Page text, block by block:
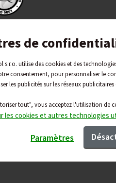
de
s.r.o. utilise des cookies et des
consentement, pour personnaliser le
les publicités sur les réseaux publicitaires
tout", vous acceptez l'utilisation de
les cookies et autres technologies
Paramètres